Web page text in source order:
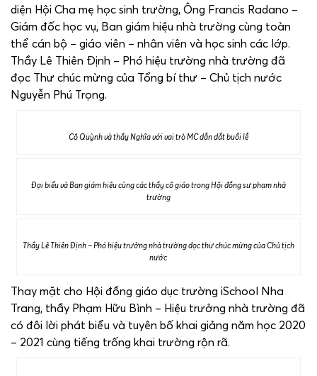
diện Hội Cha mẹ học sinh trường, Ông Francis Radano –
Giám đốc học vụ, Ban giám hiệu nhà trường cùng toàn
thể cán bộ – giáo viên – nhân viên và học sinh các lớp.
Thầy Lê Thiên Định – Phó hiệu trường nhà trường đã
đọc Thư chúc mừng của Tổng bí thư – Chủ tịch nước
Nguyễn Phú Trọng.
Cô Quỳnh và thầy Nghĩa với vai trò MC dẫn dắt buổi lễ
Đại biểu và Ban giám hiệu cùng các thầy cô giáo trong Hội đồng sư phạm nhà
trường
Thầy Lê Thiên Định – Phó hiệu trưởng nhà trường đọc thư chúc mừng của Chủ tịch
nước
Thay mặt cho Hội đồng giáo dục trường iSchool Nha
Trang, thầy Phạm Hữu Bình – Hiệu trưởng nhà trường đã
có đôi lời phát biểu và tuyên bố khai giảng năm học 2020
– 2021 cùng tiếng trống khai trường rộn rã.